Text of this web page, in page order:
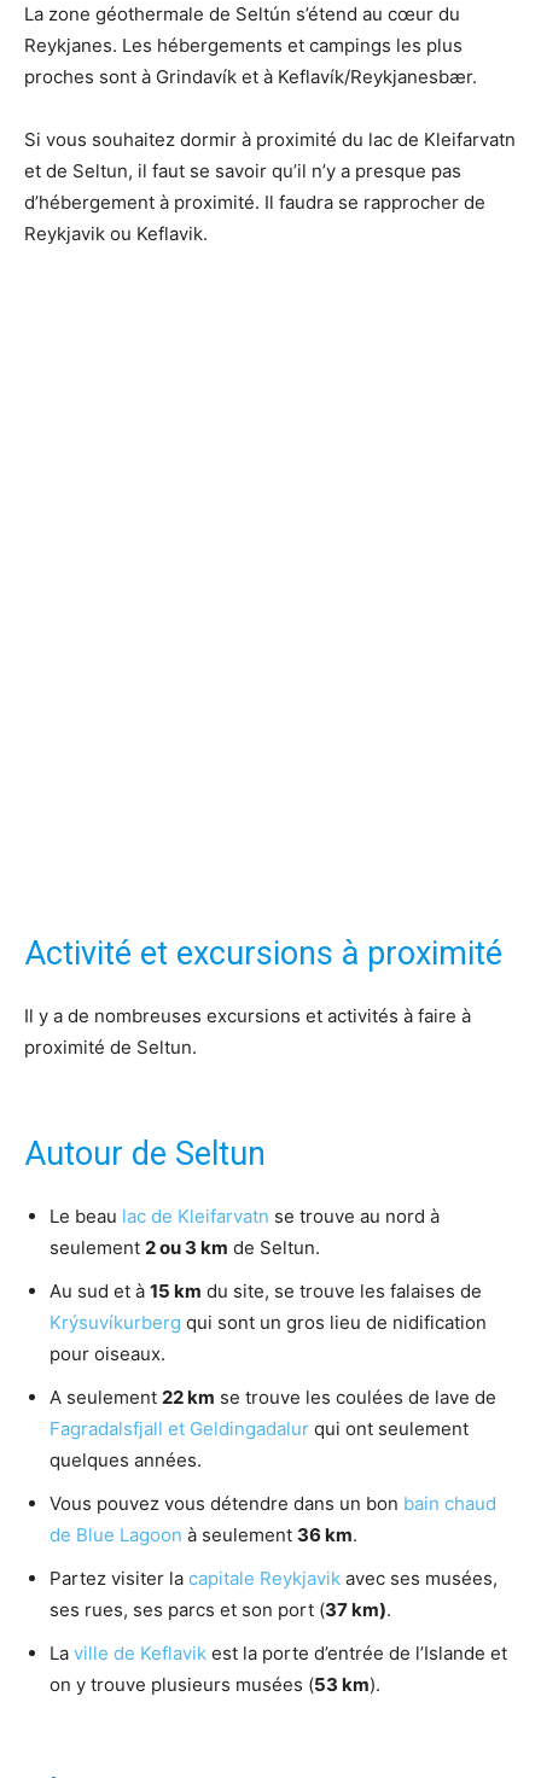
La zone géothermale de Seltún s’étend au cœur du
Reykjanes. Les hébergements et campings les plus
proches sont à Grindavík et à Keflavík/Reykjanesbær.
Si vous souhaitez dormir à proximité du lac de Kleifarvatn
et de Seltun, il faut se savoir qu’il n’y a presque pas
d’hébergement à proximité. Il faudra se rapprocher de
Reykjavik ou Keflavik.
Activité et excursions à proximité
Il y a de nombreuses excursions et activités à faire à
proximité de Seltun.
Autour de Seltun
Le beau lac de Kleifarvatn se trouve au nord à
seulement 2 ou 3 km de Seltun.
Au sud et à 15 km du site, se trouve les falaises de
Krýsuvíkurberg qui sont un gros lieu de nidification
pour oiseaux.
A seulement 22 km se trouve les coulées de lave de
Fagradalsfjall et Geldingadalur qui ont seulement
quelques années.
Vous pouvez vous détendre dans un bon bain chaud
de Blue Lagoon à seulement 36 km.
Partez visiter la capitale Reykjavik avec ses musées,
ses rues, ses parcs et son port (37 km).
La ville de Keflavik est la porte d’entrée de l’Islande et
on y trouve plusieurs musées (53 km).